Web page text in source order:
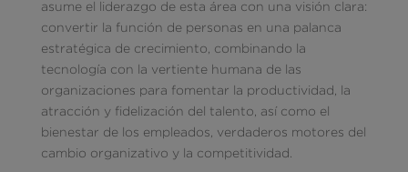
asume el liderazgo de esta área con una visión clara:
convertir la función de personas en una palanca
estratégica de crecimiento, combinando la
tecnología con la vertiente humana de las
organizaciones para fomentar la productividad, la
atracción y fidelización del talento, así como el
bienestar de los empleados, verdaderos motores del
cambio organizativo y la competitividad.